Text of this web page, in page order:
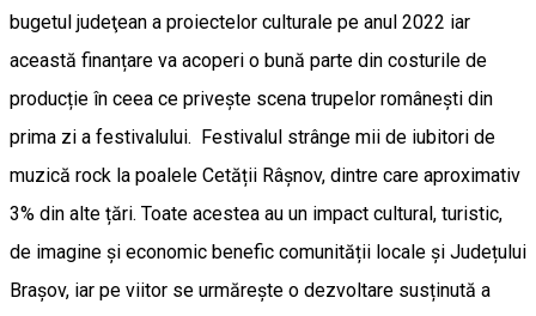
bugetul judeţean a proiectelor culturale pe anul 2022 iar
această finanțare va acoperi o bună parte din costurile de
producție în ceea ce privește scena trupelor românești din
prima zi a festivalului. Festivalul strânge mii de iubitori de
muzică rock la poalele Cetății Râșnov, dintre care aproximativ
3% din alte țări. Toate acestea au un impact cultural, turistic,
de imagine și economic benefic comunității locale și Județului
Brașov, iar pe viitor se urmărește o dezvoltare susținută a